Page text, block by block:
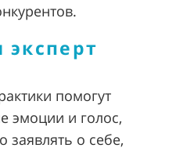
помогут
эмоции и голос,
заявлять о себе,